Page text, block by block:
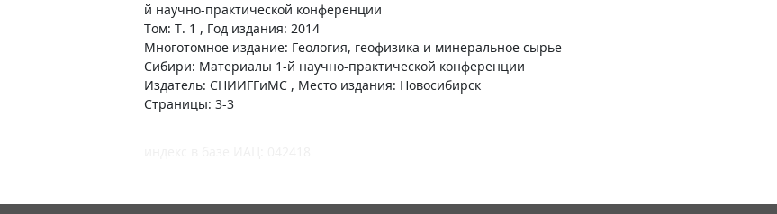
й научно-практической конференции
Том: Т. 1 , Год издания: 2014
Многотомное издание: Геология, геофизика и минеральное сырье
Сибири: Материалы 1-й научно-практической конференции
Издатель: СНИИГГиМС , Место издания: Новосибирск
Страницы: 3-3